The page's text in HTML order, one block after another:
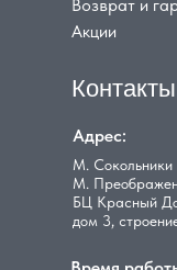
Контакты
Возврат и
Акции
Адрес:
М. Сокольники
М.
БЦ Красный
дом 3,